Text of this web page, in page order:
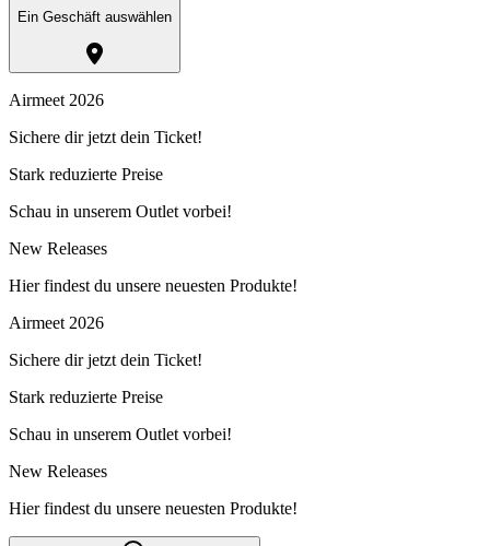
Ein Geschäft auswählen
Airmeet 2026
Sichere dir jetzt dein Ticket!
Stark reduzierte Preise
Schau in unserem Outlet vorbei!
New Releases
Hier findest du unsere neuesten Produkte!
Airmeet 2026
Sichere dir jetzt dein Ticket!
Stark reduzierte Preise
Schau in unserem Outlet vorbei!
New Releases
Hier findest du unsere neuesten Produkte!